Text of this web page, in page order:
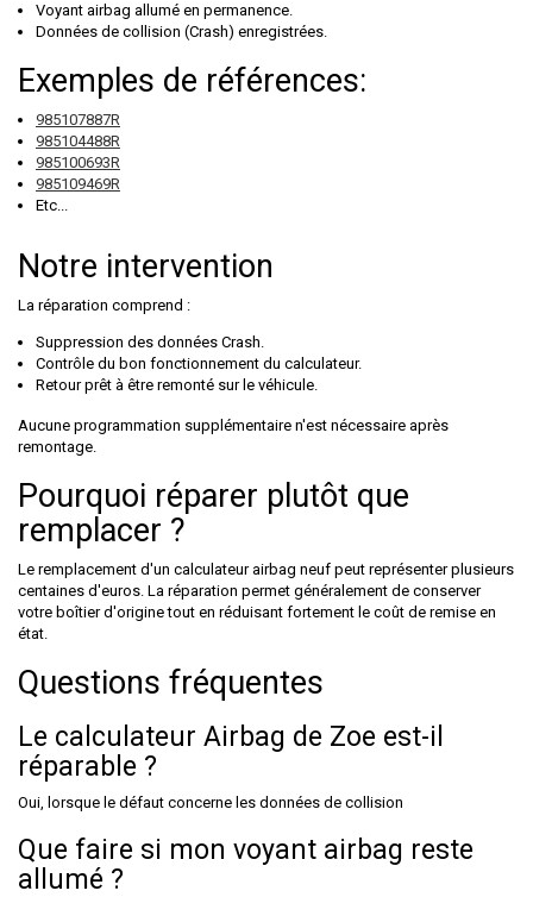
Voyant airbag allumé en permanence.
Données de collision (Crash) enregistrées.
Exemples de références:
985107887R
985104488R
985100693R
985109469R
Etc...
Notre intervention
La réparation comprend :
Suppression des données Crash.
Contrôle du bon fonctionnement du calculateur.
Retour prêt à être remonté sur le véhicule.
Aucune programmation supplémentaire n'est nécessaire après
remontage.
Pourquoi réparer plutôt que
remplacer ?
Le remplacement d'un calculateur airbag neuf peut représenter plusieurs
centaines d'euros. La réparation permet généralement de conserver
votre boîtier d'origine tout en réduisant fortement le coût de remise en
état.
Questions fréquentes
Le calculateur Airbag de Zoe est-il
réparable ?
Oui, lorsque le défaut concerne les données de collision
Que faire si mon voyant airbag reste
allumé ?